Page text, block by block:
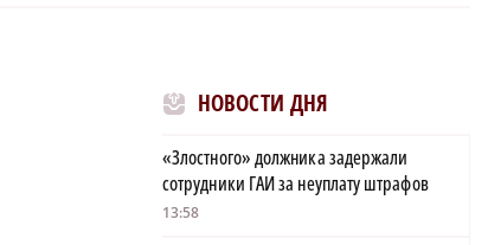
НОВОСТИ ДНЯ
«Злостного» должника задержали
сотрудники ГАИ за неуплату штрафов
13:58